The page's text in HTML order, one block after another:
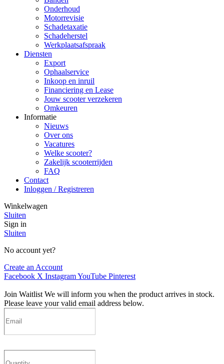
Onderhoud
Motorrevisie
Schadetaxatie
Schadeherstel
Werkplaatsafspraak
Diensten
Export
Ophaalservice
Inkoop en inruil
Financiering en Lease
Jouw scooter verzekeren
Omkeuren
Informatie
Nieuws
Over ons
Vacatures
Welke scooter?
Zakelijk scooterrijden
FAQ
Contact
Inloggen / Registreren
Winkelwagen
Sluiten
Sign in
Sluiten
No account yet?
Create an Account
Facebook X InstagramYouTube Pinterest
Join Waitlist We will inform you when the product arrives in stock.
Please leave your valid email address below.